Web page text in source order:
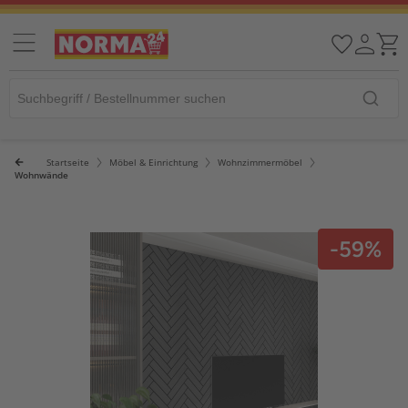
Startseite Möbel & Einrichtung
Wohnzimmermöbel
Wohnwände
-59%